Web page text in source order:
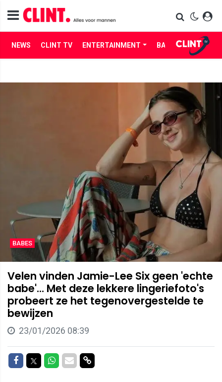
NEWS CLINT TV ENTERTAINMENT BABES LIFE
BABES
Velen vinden Jamie-Lee Six geen 'echte
babe'... Met deze lekkere lingeriefoto's
probeert ze het tegenovergestelde te
bewijzen
23/01/2026 08:39
Delen op Facebook
Delen op Twitter
Delen op Whatsapp
Delen via Mail
Delen via link